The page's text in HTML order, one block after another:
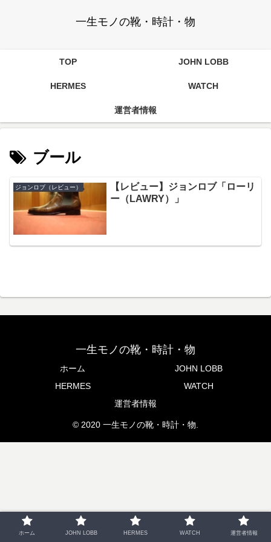
一生モノの靴・時計・物
TOP JOHN LOBB
HERMES WATCH
運営者情報
ブール
ジョンロブ（レビュー）
【レビュー】ジョンロブ「ローリ
ー（LAWRY）」
一生モノの靴・時計・物
ホーム
JOHN LOBB
HERMES
WATCH
運営者情報
© 2020 一生モノの靴・時計・物.
ホーム JOHN LOBB HERMES WATCH 運営者情報